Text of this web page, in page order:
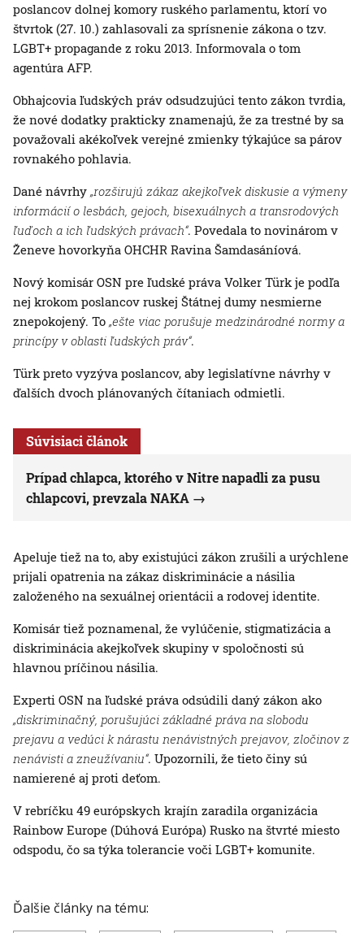
poslancov dolnej komory ruského parlamentu, ktorí vo
štvrtok (27. 10.) zahlasovali za sprísnenie zákona o tzv.
LGBT+ propagande z roku 2013. Informovala o tom
agentúra AFP.
Obhajcovia ľudských práv odsudzujúci tento zákon tvrdia,
že nové dodatky prakticky znamenajú, že za trestné by sa
považovali akékoľvek verejné zmienky týkajúce sa párov
rovnakého pohlavia.
Dané návrhy „rozširujú zákaz akejkoľvek diskusie a výmeny
informácií o lesbách, gejoch, bisexuálnych a transrodových
ľuďoch a ich ľudských právach“. Povedala to novinárom v
Ženeve hovorkyňa OHCHR Ravina Šamdasáníová.
Nový komisár OSN pre ľudské práva Volker Türk je podľa
nej krokom poslancov ruskej Štátnej dumy nesmierne
znepokojený. To „ešte viac porušuje medzinárodné normy a
princípy v oblasti ľudských práv“.
Türk preto vyzýva poslancov, aby legislatívne návrhy v
ďalších dvoch plánovaných čítaniach odmietli.
Súvisiaci článok
Prípad chlapca, ktorého v Nitre napadli za pusu
chlapcovi, prevzala NAKA
Apeluje tiež na to, aby existujúci zákon zrušili a urýchlene
prijali opatrenia na zákaz diskriminácie a násilia
založeného na sexuálnej orientácii a rodovej identite.
Komisár tiež poznamenal, že vylúčenie, stigmatizácia a
diskriminácia akejkoľvek skupiny v spoločnosti sú
hlavnou príčinou násilia.
Experti OSN na ľudské práva odsúdili daný zákon ako
„diskriminačný, porušujúci základné práva na slobodu
prejavu a vedúci k nárastu nenávistných prejavov, zločinov z
nenávisti a zneužívaniu“. Upozornili, že tieto činy sú
namierené aj proti deťom.
V rebríčku 49 európskych krajín zaradila organizácia
Rainbow Europe (Dúhová Európa) Rusko na štvrté miesto
odspodu, čo sa týka tolerancie voči LGBT+ komunite.
Ďalšie články na tému: